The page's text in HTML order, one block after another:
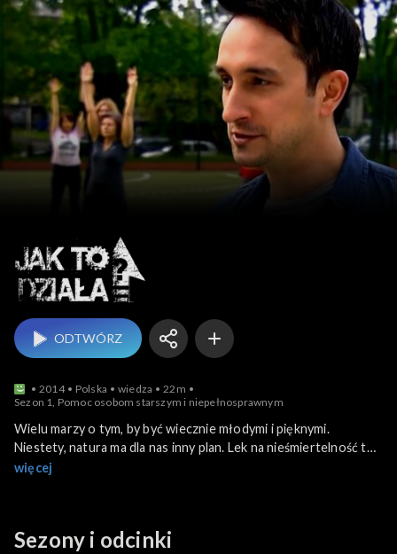
Jak to działa?
ODTWÓRZ
2014 Polska wiedza
22m
Sezon 1, Pomoc osobom starszym i niepełnosprawnym
Wielu marzy o tym, by być wiecznie młodymi i pięknymi.
Niestety, natura ma dla nas inny plan. Lek na nieśmiertelność to
na razie futurystyczna wizja. Może w takim razie ułatwić życie
więcej
Sezony i odcinki